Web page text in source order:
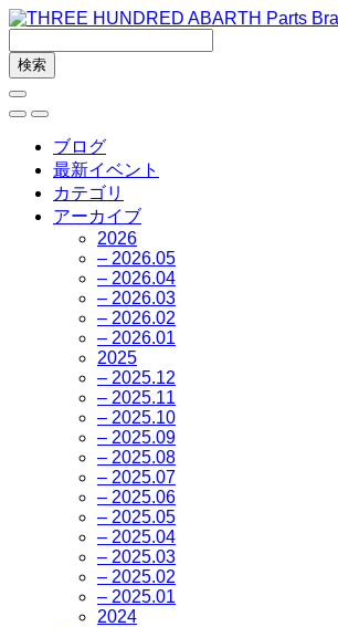
ブログ
最新イベント
カテゴリ
アーカイブ
2026
– 2026.05
– 2026.04
– 2026.03
– 2026.02
– 2026.01
2025
– 2025.12
– 2025.11
– 2025.10
– 2025.09
– 2025.08
– 2025.07
– 2025.06
– 2025.05
– 2025.04
– 2025.03
– 2025.02
– 2025.01
2024